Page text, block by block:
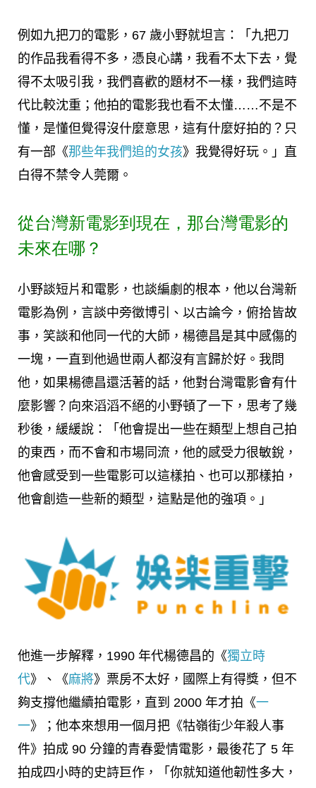
例如九把刀的電影，67 歲小野就坦言：「九把刀
的作品我看得不多，憑良心講，我看不太下去，覺
得不太吸引我，我們喜歡的題材不一樣，我們這時
代比較沈重；他拍的電影我也看不太懂……不是不
懂，是懂但覺得沒什麼意思，這有什麼好拍的？只
有一部《那些年我們追的女孩》我覺得好玩。」直
白得不禁令人莞爾。
從台灣新電影到現在，那台灣電影的
未來在哪？
小野談短片和電影，也談編劇的根本，他以台灣新
電影為例，言談中旁徵博引、以古論今，俯拾皆故
事，笑談和他同一代的大師，楊德昌是其中感傷的
一塊，一直到他過世兩人都沒有言歸於好。我問
他，如果楊德昌還活著的話，他對台灣電影會有什
麼影響？向來滔滔不絕的小野頓了一下，思考了幾
秒後，緩緩說：「他會提出一些在類型上想自己拍
的東西，而不會和市場同流，他的感受力很敏銳，
他會感受到一些電影可以這樣拍、也可以那樣拍，
他會創造一些新的類型，這點是他的強項。」
他進一步解釋，1990 年代楊德昌的《獨立時
代》、《麻將》票房不太好，國際上有得獎，但不
夠支撐他繼續拍電影，直到 2000 年才拍《一
一》；他本來想用一個月把《牯嶺街少年殺人事
件》拍成 90 分鐘的青春愛情電影，最後花了 5 年
拍成四小時的史詩巨作，「你就知道他韌性多大，